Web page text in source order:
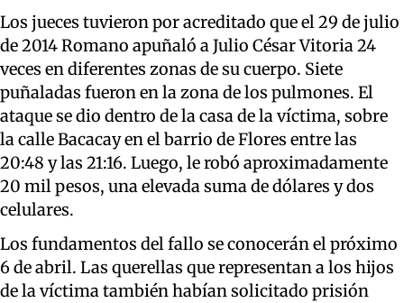
Los jueces tuvieron por acreditado que el 29 de julio
de 2014 Romano apuñaló a Julio César Vitoria 24
veces en diferentes zonas de su cuerpo. Siete
puñaladas fueron en la zona de los pulmones. El
ataque se dio dentro de la casa de la víctima, sobre
la calle Bacacay en el barrio de Flores entre las
20:48 y las 21:16. Luego, le robó aproximadamente
20 mil pesos, una elevada suma de dólares y dos
celulares.
Los fundamentos del fallo se conocerán el próximo
6 de abril. Las querellas que representan a los hijos
de la víctima también habían solicitado prisión